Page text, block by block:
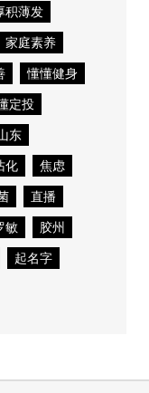
积薄发
家庭素养
懂懂健身
定投
东
化
焦虑
直播
敏
胶州
起名字